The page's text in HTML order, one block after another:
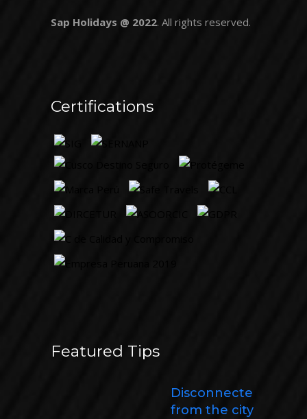
Sap Holidays @ 2022. All rights reserved.
Certifications
Featured Tips
Disconnecte
from the city